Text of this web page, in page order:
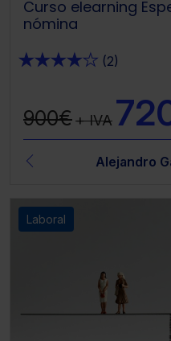
Curso elearning
nómina
★★★★★ (2)
900€+ IVA
Alejandro
Laboral